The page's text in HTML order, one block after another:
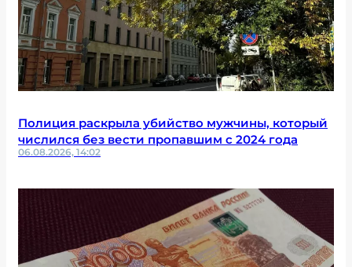
Полиция раскрыла убийство мужчины, который
числился без вести пропавшим с 2024 года
06.08.2026, 14:02